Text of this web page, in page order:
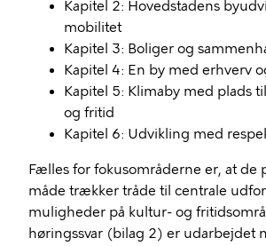
Kapitel 2: Hovedstadens
mobilitet
Kapitel 3: Boliger og
Kapitel 4: En by med erhverv
Kapitel 5: Klimaby med plads
og fritid
Kapitel 6: Udvikling med
Fælles for fokusområderne er, at de
måde trækker tråde til centrale
muligheder på kultur- og
høringssvar (bilag 2) er udarbejdet